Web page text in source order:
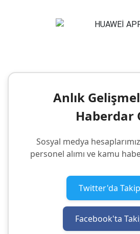
Anlık
Haberdar
Sosyal medya
personel alımı ve kamu
Twitter'da
Facebook'ta